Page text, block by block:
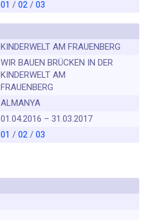
01 / 02 / 03
KINDERWELT AM FRAUENBERG
WIR BAUEN BRÜCKEN IN DER
KINDERWELT AM
FRAUENBERG
ALMANYA
01.04.2016 – 31.03.2017
01 / 02 / 03